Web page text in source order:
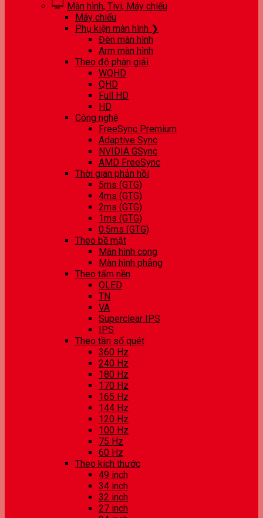
Màn hình, Tivi, Máy chiếu
Máy chiếu
Phụ kiện màn hình ❯
Đèn màn hình
Arm màn hình
Theo độ phân giải
WQHD
QHD
Full HD
HD
Công nghệ
FreeSync Premium
Adaptive Sync
NVIDIA GSync
AMD FreeSync
Thời gian phản hồi
5ms (GTG)
4ms (GTG)
2ms (GTG)
1ms (GTG)
0.5ms (GTG)
Theo bề mặt
Màn hình cong
Màn hình phẳng
Theo tấm nền
OLED
TN
VA
Superclear IPS
IPS
Theo tần số quét
360 Hz
240 Hz
180 Hz
170 Hz
165 Hz
144 Hz
120 Hz
100 Hz
75 Hz
60 Hz
Theo kích thước
49 inch
34 inch
32 inch
27 inch